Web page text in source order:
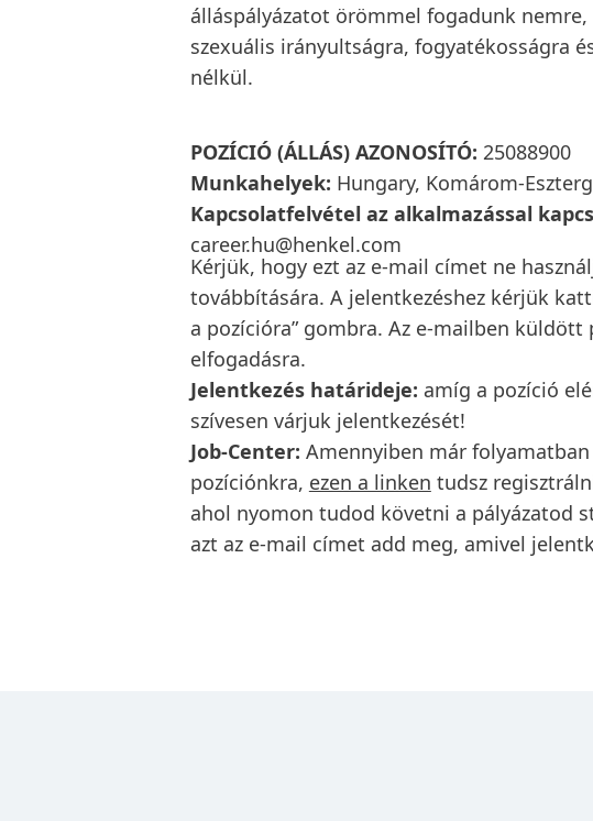
álláspályázatot örömmel fogadunk
szexuális irányultságra, fogyatékosságra
nélkül.
POZÍCIÓ (ÁLLÁS) AZONOSÍTÓ: 25088900
Munkahelyek: Hungary, Komárom-
Kapcsolatfelvétel az alkalmazással
career.hu@henkel.com
Kérjük, hogy ezt az e-mail címet ne
továbbítására. A jelentkezéshez kérjük
a pozícióra” gombra. Az e-mailben
elfogadásra.
Jelentkezés határideje: amíg a pozíció
szívesen várjuk jelentkezését!
Job-Center: Amennyiben már
pozíciónkra, ezen a linken tudsz
ahol nyomon tudod követni a pályázatod
azt az e-mail címet add meg, amivel